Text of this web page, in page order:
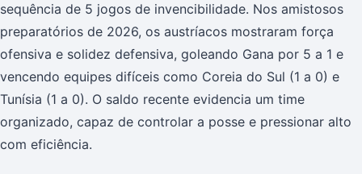
sequência de 5 jogos de invencibilidade. Nos amistosos
preparatórios de 2026, os austríacos mostraram força
ofensiva e solidez defensiva, goleando Gana por 5 a 1 e
vencendo equipes difíceis como Coreia do Sul (1 a 0) e
Tunísia (1 a 0). O saldo recente evidencia um time
organizado, capaz de controlar a posse e pressionar alto
com eficiência.